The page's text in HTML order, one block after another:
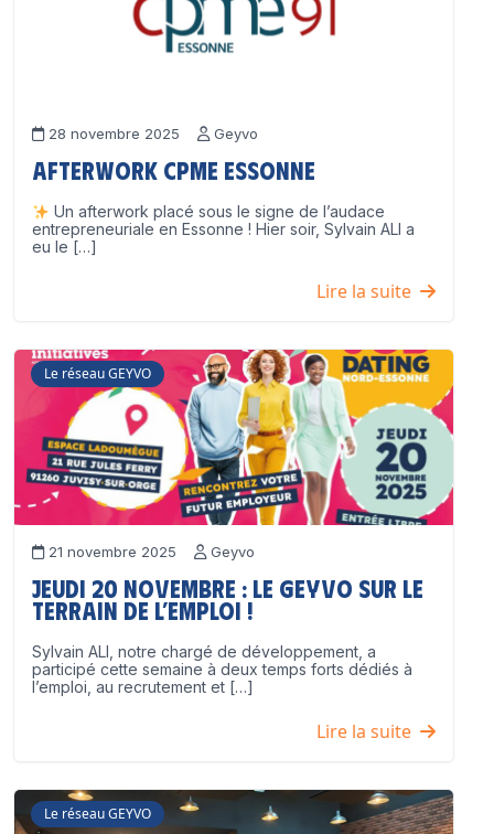
28 novembre 2025 Geyvo
Afterwork CPME Essonne
Un afterwork placé sous le signe de l’audace
entrepreneuriale en Essonne ! Hier soir, Sylvain ALI a
eu le […]
Lire la suite
Le réseau GEYVO
21 novembre 2025 Geyvo
Jeudi 20 novembre : le GEYVO sur le
terrain de l’emploi !
Sylvain ALI, notre chargé de développement, a
participé cette semaine à deux temps forts dédiés à
l’emploi, au recrutement et […]
Lire la suite
Le réseau GEYVO